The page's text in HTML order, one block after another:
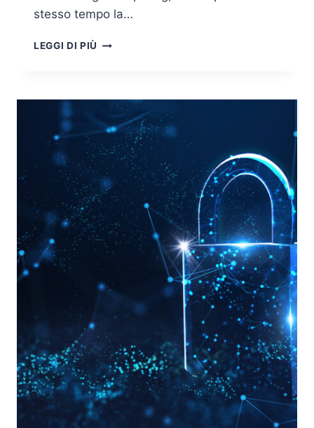
stesso tempo la…
LEGGI DI PIÙ FORNITORI
SICUREZZA
INFORMATICA
UN
PREREQUISITO
PER
UNA
DIGITALIZZAZIONE
DI
SUCCESSO